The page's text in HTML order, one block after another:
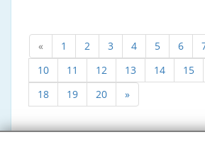
« 1 2 3 4 5 6
10
11 12 13 14 15
18
19 20 »